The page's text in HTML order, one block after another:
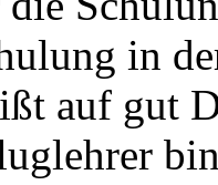
in
auf gut